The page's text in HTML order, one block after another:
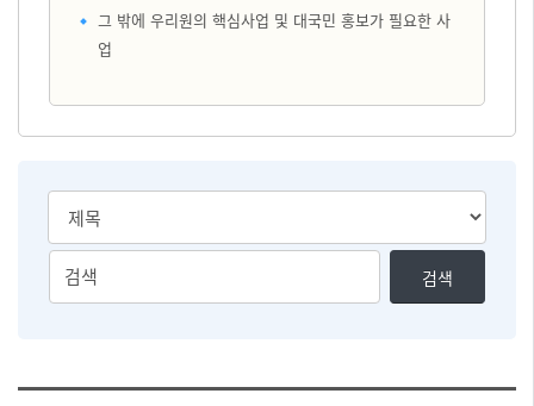
그 밖에 우리원의 핵심사업 및 대국민 홍보가 필요한 사
업
검
택
검
력
검색